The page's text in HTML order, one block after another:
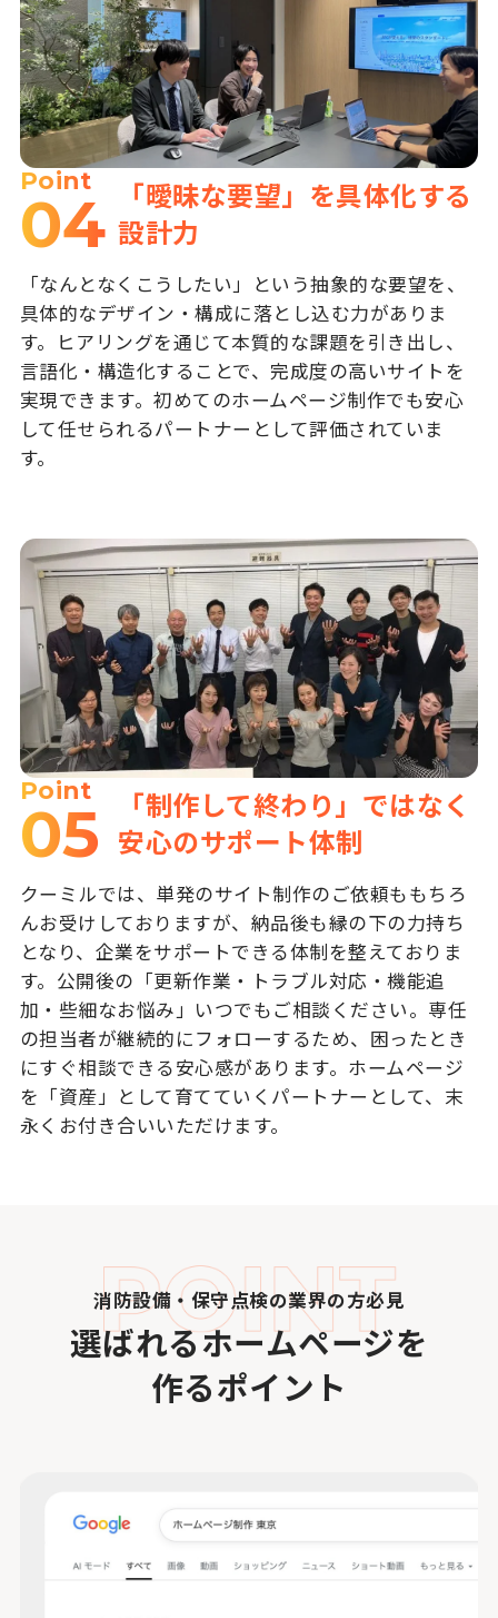
Point
04
「曖昧な要望」を具体化する
設計力
「なんとなくこうしたい」という抽象的な要望を、
具体的なデザイン・構成に落とし込む力がありま
す。ヒアリングを通じて本質的な課題を引き出し、
言語化・構造化することで、完成度の高いサイトを
実現できます。初めてのホームページ制作でも安心
して任せられるパートナーとして評価されていま
す。
Point
05
「制作して終わり」ではなく
安心のサポート体制
クーミルでは、単発のサイト制作のご依頼ももちろ
んお受けしておりますが、納品後も縁の下の力持ち
となり、企業をサポートできる体制を整えておりま
す。公開後の「更新作業・トラブル対応・機能追
加・些細なお悩み」いつでもご相談ください。専任
の担当者が継続的にフォローするため、困ったとき
にすぐ相談できる安心感があります。ホームページ
を「資産」として育てていくパートナーとして、末
永くお付き合いいただけます。
消防設備・保守点検の業界の方必見
選ばれるホームページを
作るポイント